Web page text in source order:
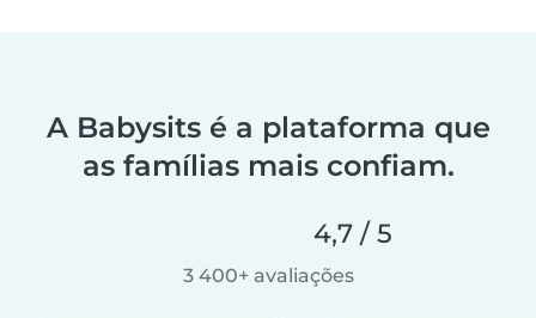
A Babysits é a plataforma que
as famílias mais confiam.
4,7 / 5
3 400+ avaliações